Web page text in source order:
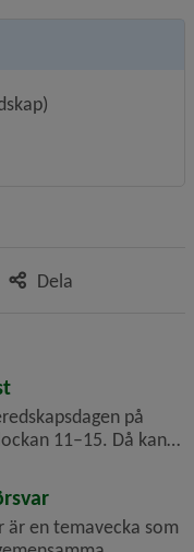
öppnas i nytt
webbplats, öppnas
Dela
på
11–15. Då kan
beredskap för
är en temavecka som